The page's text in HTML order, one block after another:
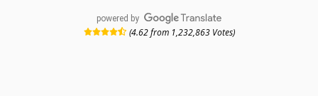
powered by
(4.62 from 1,232,863 Votes)